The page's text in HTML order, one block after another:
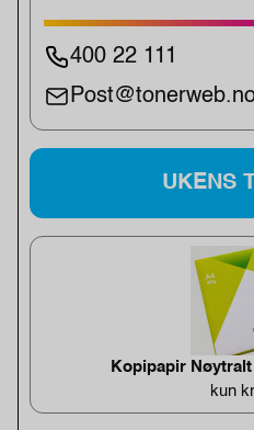
400 22 111
UKENS
Kopipapir Nøytralt
kun